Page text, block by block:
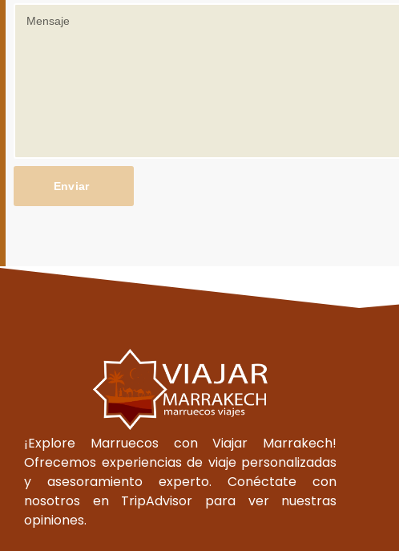
Enviar
¡Explore Marruecos con Viajar Marrakech!
Ofrecemos experiencias de viaje personalizadas
y asesoramiento experto. Conéctate con
nosotros en TripAdvisor para ver nuestras
opiniones.